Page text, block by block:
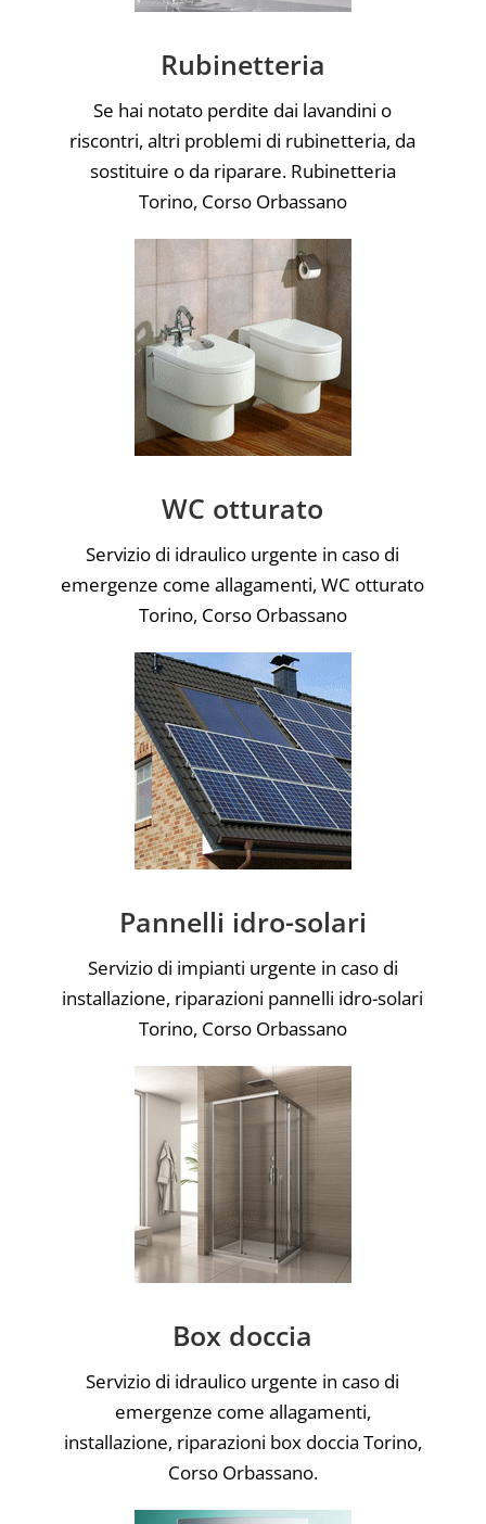
Rubinetteria
Se hai notato perdite dai lavandini o
riscontri, altri problemi di rubinetteria, da
sostituire o da riparare. Rubinetteria
Torino, Corso Orbassano
WC otturato
Servizio di idraulico urgente in caso di
emergenze come allagamenti, WC otturato
Torino, Corso Orbassano
Pannelli idro-solari
Servizio di impianti urgente in caso di
installazione, riparazioni pannelli idro-solari
Torino, Corso Orbassano
Box doccia
Servizio di idraulico urgente in caso di
emergenze come allagamenti,
installazione, riparazioni box doccia Torino,
Corso Orbassano.